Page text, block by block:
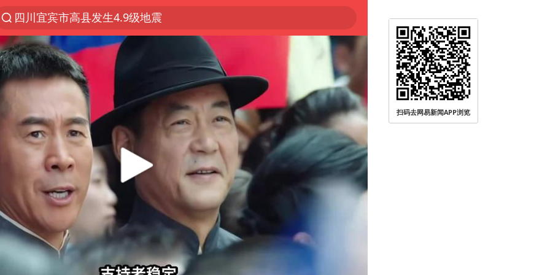
四川宜宾市高县发生4.9级地震
佛山通报笔试前13被淘汰后5名进体检
97岁英国奶奶飞上天再破吉尼斯纪录
27岁女子组织卖淫集团被悬赏通缉
泰国校园枪击案死亡人数升至7人
泸溪河：桃酥吃出金属牙冠视频不实
美国将对多晶硅衍生品加征15%关税
改名后的“青海拉面”店
女子开一天一夜空调后二氧化碳中毒
泰高官回应中国人在泰遭歧视：全面调查
河南某医院2.33亿工程串标案细节披露
扫码去网易新闻APP浏览